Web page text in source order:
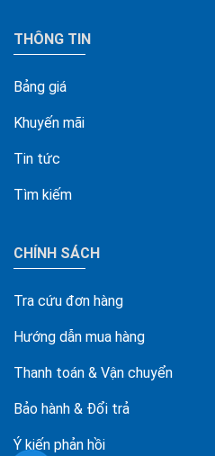
THÔNG TIN
Bảng giá
Khuyến mãi
Tin tức
Tìm kiếm
CHÍNH SÁCH
Tra cứu đơn hàng
Hướng dẫn mua hàng
Thanh toán & Vận chuyển
Bảo hành & Đổi trả
Ý kiến phản hồi